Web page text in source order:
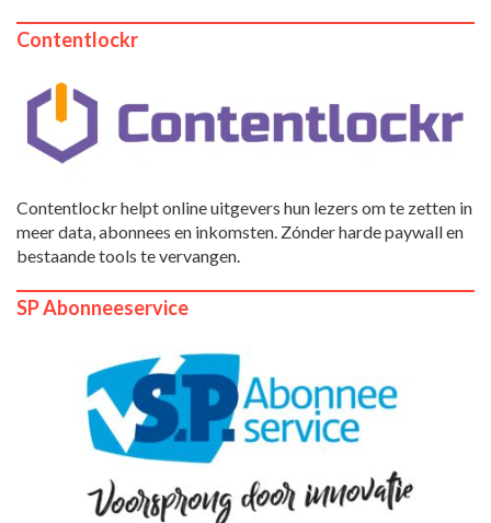
Contentlockr
Contentlockr helpt online uitgevers hun lezers om te zetten in
meer data, abonnees en inkomsten. Zónder harde paywall en
bestaande tools te vervangen.
SP Abonneeservice